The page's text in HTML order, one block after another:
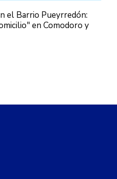
el Barrio Pueyrredón:
en Comodoro y